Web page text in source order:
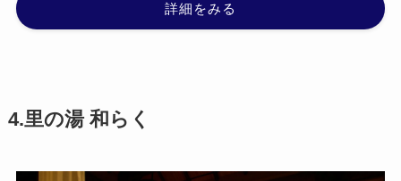
詳細をみる
4.里の湯 和らく